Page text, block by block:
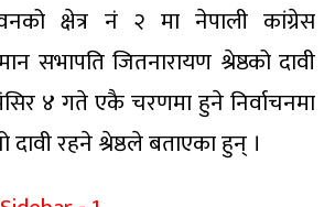
क्षेत्र नं २ मा नेपाली कांग्रेस
सभापति जितनारायण श्रेष्ठको दावी
४ गते एकै चरणमा हुने निर्वाचनमा
रहने श्रेष्ठले बताएका हुन् ।